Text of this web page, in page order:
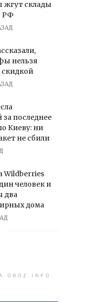
жгут склады
РФ
нельзя
скидкой
последнее
Киеву: ни
не сбили
Wildberries
человек и
два
дома